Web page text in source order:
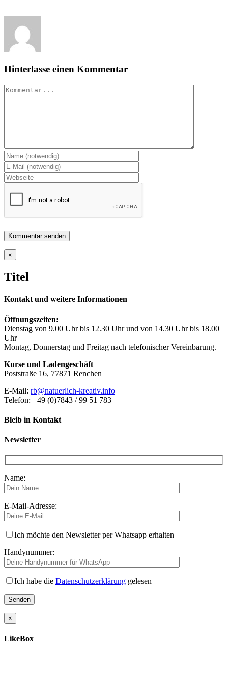
Hinterlasse einen Kommentar
Kommentar
Close
product
view
×
Titel
Kontakt und weitere Informationen
Öffnungszeiten:
Dienstag von 9.00 Uhr bis 12.30 Uhr und von 14.30 Uhr bis 18.00
Uhr
Montag, Donnerstag und Freitag nach telefonischer Vereinbarung.
Kurse und Ladengeschäft
Poststraße 16, 77871 Renchen
E-Mail: rb@natuerlich-kreativ.info
Telefon: +49 (0)7843 / 99 51 783
Bleib in Kontakt
Newsletter
Name:
E-Mail-Adresse:
Ich möchte den Newsletter per Whatsapp erhalten
Handynummer:
Ich habe die Datenschutzerklärung gelesen
×
LikeBox